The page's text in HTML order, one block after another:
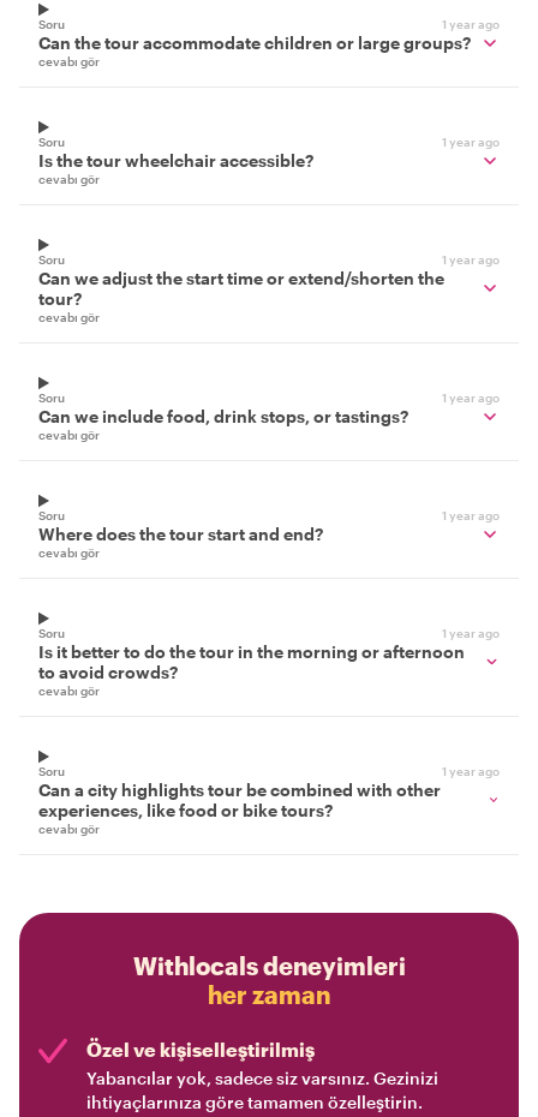
Soru 1 year ago
Can the tour accommodate children or large groups?
cevabı gör
Soru 1 year ago
Is the tour wheelchair accessible?
cevabı gör
Soru 1 year ago
Can we adjust the start time or extend/shorten the
tour?
cevabı gör
Soru 1 year ago
Can we include food, drink stops, or tastings?
cevabı gör
Soru 1 year ago
Where does the tour start and end?
cevabı gör
Soru 1 year ago
Is it better to do the tour in the morning or afternoon
to avoid crowds?
cevabı gör
Soru 1 year ago
Can a city highlights tour be combined with other
experiences, like food or bike tours?
cevabı gör
Withlocals deneyimleri
her zaman
Özel ve kişiselleştirilmiş
Yabancılar yok, sadece siz varsınız. Gezinizi
ihtiyaçlarınıza göre tamamen özelleştirin.